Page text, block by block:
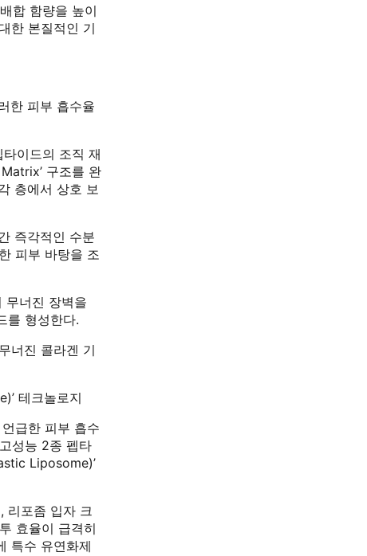
합 함량을 높이
한 본질적인 기
한 피부 흡수율
이드의 조직 재
구조를 완
층에서 상호 보
즉각적인 수분
피부 바탕을 조
너진 장벽을
를 형성한다.
너진 콜라겐 기
테크놀로지
급한 피부 흡수
성능 2종 펩타
Liposome)’
리포좀 입자 크
효율이 급격히
특수 유연화제